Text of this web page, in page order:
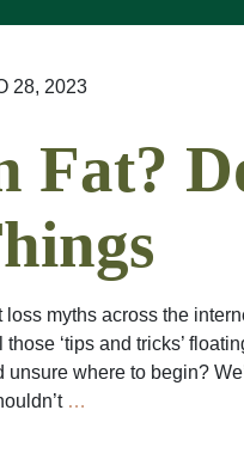
28, 2023
Fat?
myths across the
‘tips and tricks’
where to begin?
…